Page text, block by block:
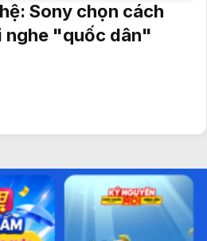
Sony chọn cách
nghe "quốc dân"